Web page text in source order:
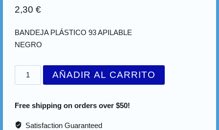
2,30 €
BANDEJA PLÁSTICO 93 APILABLE
NEGRO
AÑADIR AL CARRITO
Free shipping on orders over $50!
Satisfaction Guaranteed